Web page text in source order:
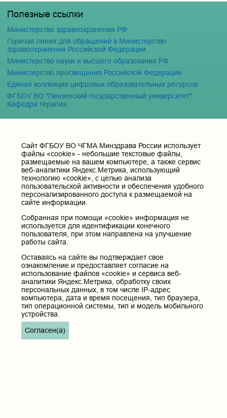
Полезные ссылки
Министерство здравоохранения РФ
Горячая линия для обращений в Министерство
здравоохранения Российской Федерации
Министерство науки и высшего образования РФ
Министерство просвещения Российской Федерации
Единая коллекция цифровых образовательных ресурсов
ФГБОУ ВО "Пензенский государственный университет"
Кафедра терапия
Федеральное государственное бюджетное образовательное
учреждение высшего образования «Читинская
государственная медицинская академия» Министерства
здравоохранения Российской Федерации
Юридический и фактический адрес:
672000, Российская Федерация, Забайкальский край, г. Чита, ул.
Горького, д. 39 «а».
8 (3022) 35-43-24
Электронная почта:
pochta@chitgma.ru
Официальная группа «ВКонтакте»:
https://vk.com/news_chgma
Официальный канал «Телеграмм»:
https://t.me/chgma75
Официальный канал «МАХ»:
https://max.ru/id7536010483_gos
Cайт ФГБОУ ВО ЧГМА Минздрава России использует
файлы «cookie» - небольшие текстовые файлы,
размещаемые на вашем компьютере, а также сервис
веб-аналитики Яндекс.Метрика, использующий
технологию «cookie», с целью анализа
пользовательской активности и обеспечения удобного
персонализированного доступа к размещаемой на
сайте информации.
Собранная при помощи «cookie» информация не
используется для идентификации конечного
пользователя, при этом направлена на улучшение
работы сайта.
Оставаясь на сайте вы подтверждает свое
ознакомление и предоставляет согласие на
использование файлов «cookie» и сервиса веб-
аналитики Яндекс.Метрика, обработку своих
персональных данных, в том числе IP-адрес
компьютера, дата и время посещения, тип браузера,
тип операционной системы, тип и модель мобильного
устройства.
Согласен(а)